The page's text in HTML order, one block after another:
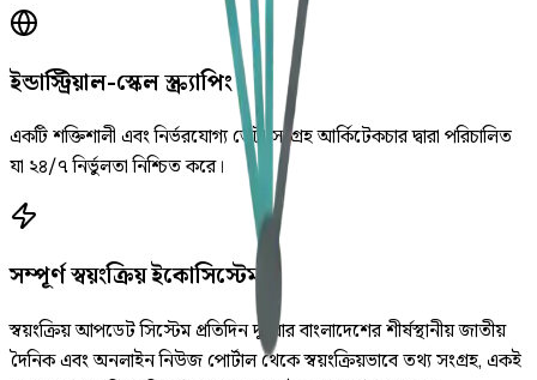
ইন্ডাস্ট্রিয়াল-স্কেল স্ক্র্যাপিং
একটি শক্তিশালী এবং নির্ভরযোগ্য ডেটা সংগ্রহ আর্কিটেকচার দ্বারা পরিচালিত
যা ২৪/৭ নির্ভুলতা নিশ্চিত করে।
সম্পূর্ণ স্বয়ংক্রিয় ইকোসিস্টেম
স্বয়ংক্রিয় আপডেট সিস্টেম প্রতিদিন দুইবার বাংলাদেশের শীর্ষস্থানীয় জাতীয়
দৈনিক এবং অনলাইন নিউজ পোর্টাল থেকে স্বয়ংক্রিয়ভাবে তথ্য সংগ্রহ, একই